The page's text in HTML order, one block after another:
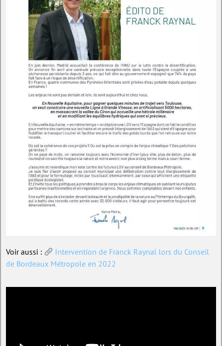
Voir aussi :
Intervention de Franck Raynal lors du Conseil
de Bordeaux Métropole en 2022